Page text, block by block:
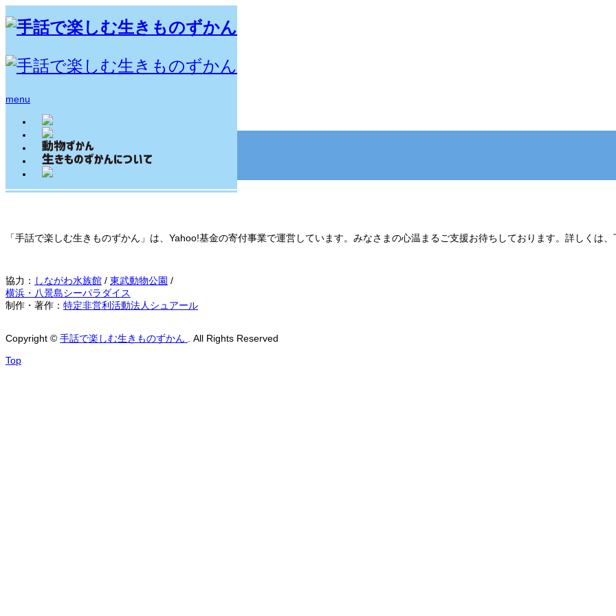
menu
ホーム
RSS
「手話で楽しむ生きものずかん」は、Yahoo!基金の寄付事業で運営しています。みなさまの心温まるご支援お待ちしております。詳しくは、
協力： しながわ水族館 / 東武動物公園 /
横浜・八景島シーパラダイス
制作・著作： 特定非営利活動法人シュアール
Copyright © 手話で楽しむ生きものずかん
. All Rights Reserved
Top